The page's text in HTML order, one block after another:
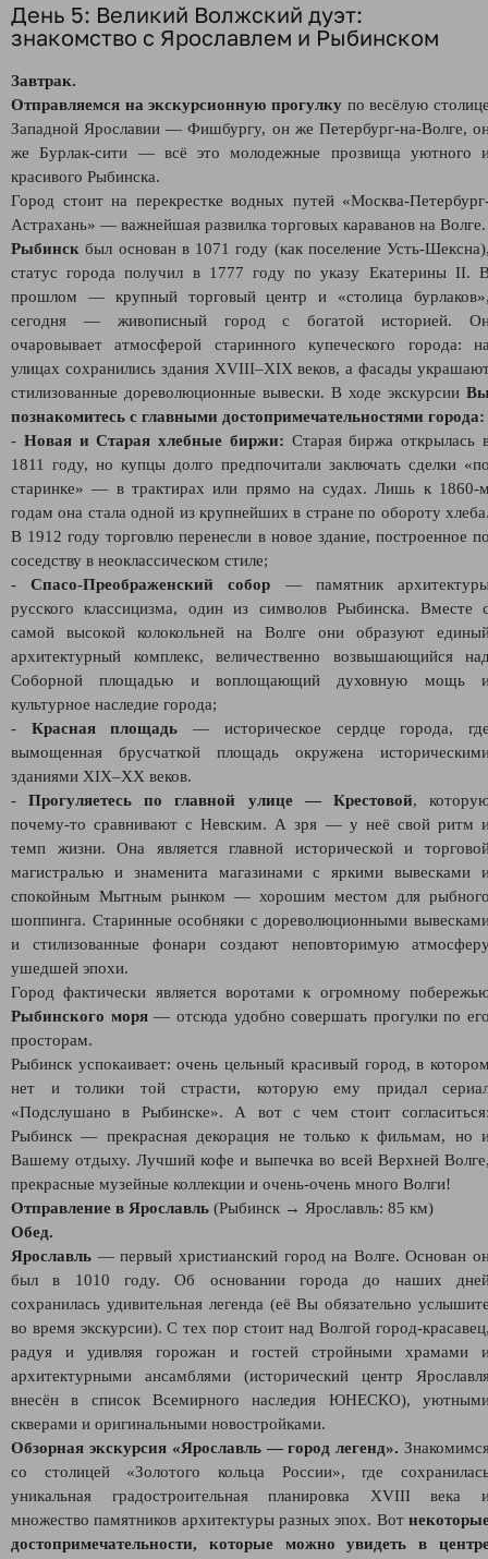
День 5: Великий Волжский дуэт:
знакомство с Ярославлем и Рыбинском
Завтрак.
Отправляемся на экскурсионную прогулку по весёлую
Западной Ярославии — Фишбургу, он же Петербург-на-Волге,
же Бурлак-сити — всё это молодежные прозвища уютного
красивого Рыбинска.
Город стоит на перекрестке водных путей «Москва-
Астрахань» — важнейшая развилка торговых караванов на Волге.
Рыбинск был основан в 1071 году (как поселение
статус города получил в 1777 году по указу Екатерины II.
прошлом — крупный торговый центр и «столица
сегодня — живописный город с богатой историей.
очаровывает атмосферой старинного купеческого города:
улицах сохранились здания XVIII–XIX веков, а фасады
стилизованные дореволюционные вывески. В ходе экскурсии
познакомитесь с главными достопримечательностями города:
- Новая и Старая хлебные биржи: Старая биржа открылась
1811 году, но купцы долго предпочитали заключать сделки
старинке» — в трактирах или прямо на судах. Лишь к
годам она стала одной из крупнейших в стране по обороту
В 1912 году торговлю перенесли в новое здание, построенное
соседству в неоклассическом стиле;
-Спасо-Преображенский собор — памятник
русского классицизма, один из символов Рыбинска. Вместе
самой высокой колокольней на Волге они образуют
архитектурный комплекс, величественно возвышающийся
Соборной площадью и воплощающий духовную мощь
культурное наследие города;
- Красная площадь — историческое сердце города,
вымощенная брусчаткой площадь окружена
зданиями XIX–XX веков.
-Прогуляетесь по главной улице — Крестовой,
почему-то сравнивают с Невским. А зря — у неё свой ритм
темп жизни. Она является главной исторической и
магистралью и знаменита магазинами с яркими вывесками
спокойным Мытным рынком — хорошим местом для
шоппинга. Старинные особняки с дореволюционными
и стилизованные фонари создают неповторимую
ушедшей эпохи.
Город фактически является воротами к огромному
Рыбинского моря— отсюда удобно совершать прогулки по
просторам.
Рыбинск успокаивает: очень цельный красивый город, в
нет и толики той страсти, которую ему придал
«Подслушано в Рыбинске». А вот с чем стоит
Рыбинск — прекрасная декорация не только к фильмам, но
Вашему отдыху. Лучший кофе и выпечка во всей Верхней
прекрасные музейные коллекции и очень-очень много Волги!
Отправление в Ярославль (Рыбинск → Ярославль: 85 км)
Обед.
Ярославль — первый христианский город на Волге. Основан
был в 1010 году. Об основании города до наших
сохранилась удивительная легенда (её Вы обязательно
во время экскурсии). С тех пор стоит над Волгой город-
радуя и удивляя горожан и гостей стройными храмами
архитектурными ансамблями (исторический центр
внесён в список Всемирного наследия ЮНЕСКО),
скверами и оригинальными новостройками.
Обзорная экскурсия «Ярославль — город легенд».
со столицей «Золотого кольца России», где
уникальная градостроительная планировка XVIII века
множество памятников архитектуры разных эпох. Вот
достопримечательности, которые можно увидеть в